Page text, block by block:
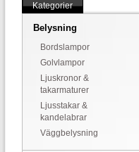
Kategorier
Belysning
Bordslampor
Golvlampor
Ljuskronor &
takarmaturer
Ljusstakar &
kandelabrar
Väggbelysning